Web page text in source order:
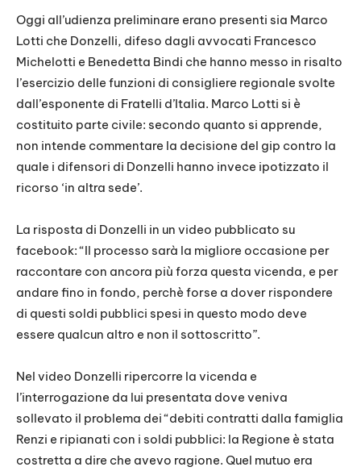
Oggi all’udienza preliminare erano presenti sia Marco
Lotti che Donzelli, difeso dagli avvocati Francesco
Michelotti e Benedetta Bindi che hanno messo in risalto
l’esercizio delle funzioni di consigliere regionale svolte
dall’esponente di Fratelli d’Italia. Marco Lotti si è
costituito parte civile: secondo quanto si apprende,
non intende commentare la decisione del gip contro la
quale i difensori di Donzelli hanno invece ipotizzato il
ricorso ‘in altra sede’.
La risposta di Donzelli in un video pubblicato su
facebook: “Il processo sarà la migliore occasione per
raccontare con ancora più forza questa vicenda, e per
andare fino in fondo, perchè forse a dover rispondere
di questi soldi pubblici spesi in questo modo deve
essere qualcun altro e non il sottoscritto”.
Nel video Donzelli ripercorre la vicenda e
l’interrogazione da lui presentata dove veniva
sollevato il problema dei “debiti contratti dalla famiglia
Renzi e ripianati con i soldi pubblici: la Regione è stata
costretta a dire che avevo ragione. Quel mutuo era